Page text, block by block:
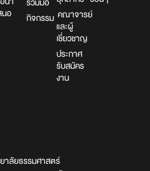
นอ
กิจกรรม คณาจารย์
และผู้
เชี่ยวชาญ
ประกาศ
รับสมัคร
งาน
าลัยธรรมศาสตร์